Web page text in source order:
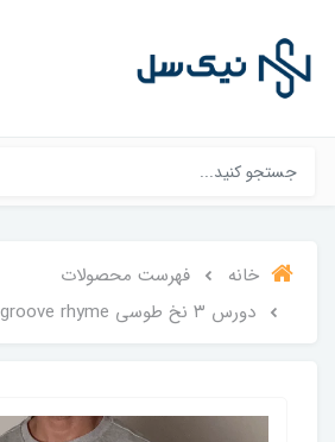
خانه
فهرست محصولات
دورس ۳ نخ طوسی groove rhyme